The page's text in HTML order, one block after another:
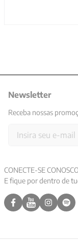
Newsletter
Receba nossas
CONECTE-SE
E fique por dentro de